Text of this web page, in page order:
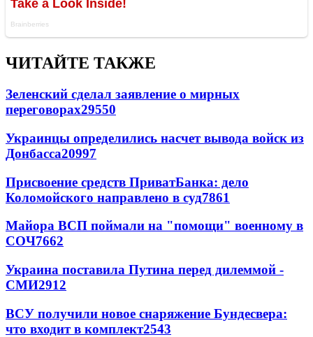
ЧИТАЙТЕ ТАКЖЕ
Зеленский сделал заявление о мирных
переговорах29550
Украинцы определились насчет вывода войск из
Донбасса20997
Присвоение средств ПриватБанка: дело
Коломойского направлено в суд7861
Майора ВСП поймали на "помощи" военному в
СОЧ7662
Украина поставила Путина перед дилеммой -
СМИ2912
ВСУ получили новое снаряжение Бундесвера:
что входит в комплект2543